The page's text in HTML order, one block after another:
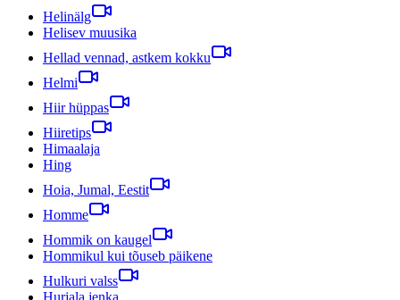
Helinälg
Helisev muusika
Hellad vennad, astkem kokku
Helmi
Hiir hüppas
Hiiretips
Himaalaja
Hing
Hoia, Jumal, Eestit
Homme
Hommik on kaugel
Hommikul kui tõuseb päikene
Hulkuri valss
Hurjala jenka